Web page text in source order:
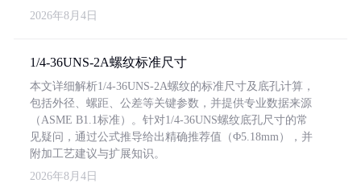
2026年8月4日
1/4-36UNS-2A螺纹标准尺寸
本文详细解析1/4-36UNS-2A螺纹的标准尺寸及底孔计算，
包括外径、螺距、公差等关键参数，并提供专业数据来源
（ASME B1.1标准）。针对1/4-36UNS螺纹底孔尺寸的常
见疑问，通过公式推导给出精确推荐值（Φ5.18mm），并
附加工艺建议与扩展知识。
2026年8月4日